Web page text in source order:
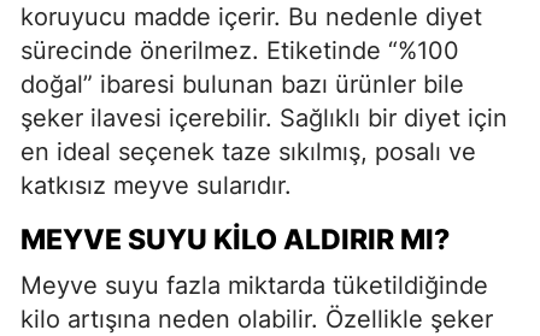
koruyucu madde içerir. Bu nedenle diyet
sürecinde önerilmez. Etiketinde “%100
doğal” ibaresi bulunan bazı ürünler bile
şeker ilavesi içerebilir. Sağlıklı bir diyet için
en ideal seçenek taze sıkılmış, posalı ve
katkısız meyve sularıdır.
MEYVE SUYU KILO ALDIRIR MI?
Meyve suyu fazla miktarda tüketildiğinde
kilo artışına neden olabilir. Özellikle şeker